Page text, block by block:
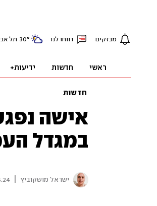
מבזקים דווחו לנו 30° תל
ראשי חדשות ידיעות+
חדשות
אישה
במגדל
ישראל מושקוביץ 22:45